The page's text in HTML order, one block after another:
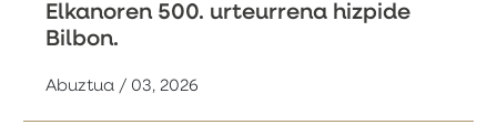
Elkanoren 500. urteurrena hizpide
Bilbon.
Abuztua / 03, 2026